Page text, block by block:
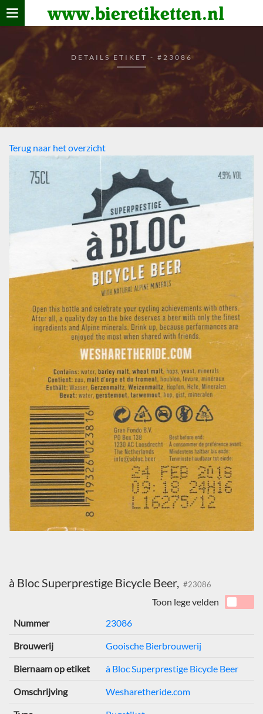
www.bieretiketten.nl
Home
verzamelen
De bierkaart
Bezoekers
DETAILS ETIKET - #23086
Terug naar het overzicht
à Bloc Superprestige Bicycle Beer, #23086
Toon lege velden
Nummer
23086
Brouwerij Gooische Bierbrouwerij
Biernaam op etiket à Bloc Superprestige Bicycle Beer
Omschrijving Wesharetheride.com